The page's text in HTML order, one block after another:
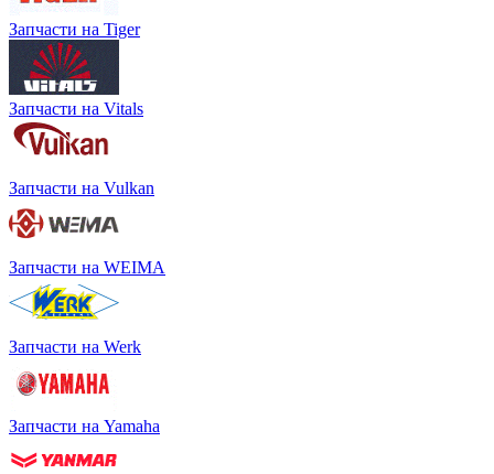
Запчасти на Tiger
Запчасти на Vitals
Запчасти на Vulkan
Запчасти на WEIMA
Запчасти на Werk
Запчасти на Yamaha